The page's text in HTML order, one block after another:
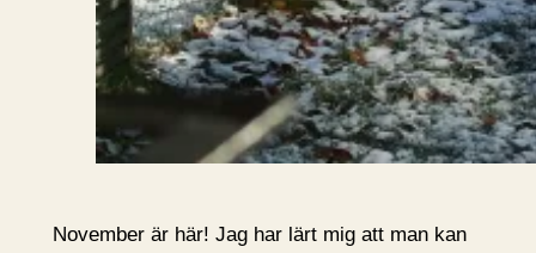
November är här! Jag har lärt mig att man kan